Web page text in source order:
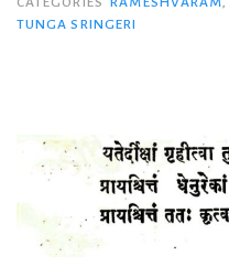
TUNGA SRINGERI